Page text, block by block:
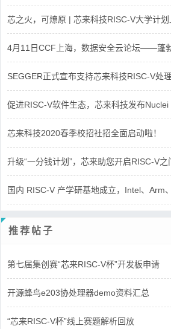
芯之火，可燎原 | 芯来科技RISC-V大学计划
4月11日CCF上海，数据安全云论坛——蓬
SEGGER正式宣布支持芯来科技RISC-V处
促进RISC-V软件生态，芯来科技发布
芯来科技2020春季校招社招全面启动啦！
升级“一分钱计划”，芯来助您开启RISC-V之
国内 RISC-V 产学研基地成立，Intel、Arm
推荐帖子
第七届集创赛“芯来RISC-V杯”开发板申请
开源蜂鸟e203协处理器demo资料汇总
“芯来RISC-V杯”线上赛题解析回放